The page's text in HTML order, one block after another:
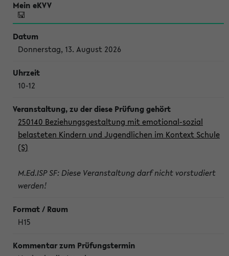
Donnerstag, 13. August 2026
10-12
250140 Beziehungsgestaltung mit emotional-sozial
belasteten Kindern und Jugendlichen im Kontext Schule
(S)
M.Ed.ISP SF: Diese Veranstaltung darf nicht vorstudiert
werden!
H15